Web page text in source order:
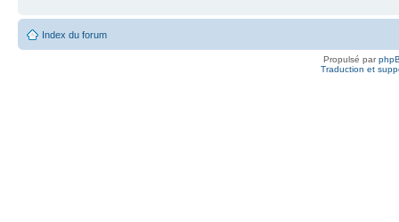
Index du forum
Propulsé par
Traduction et